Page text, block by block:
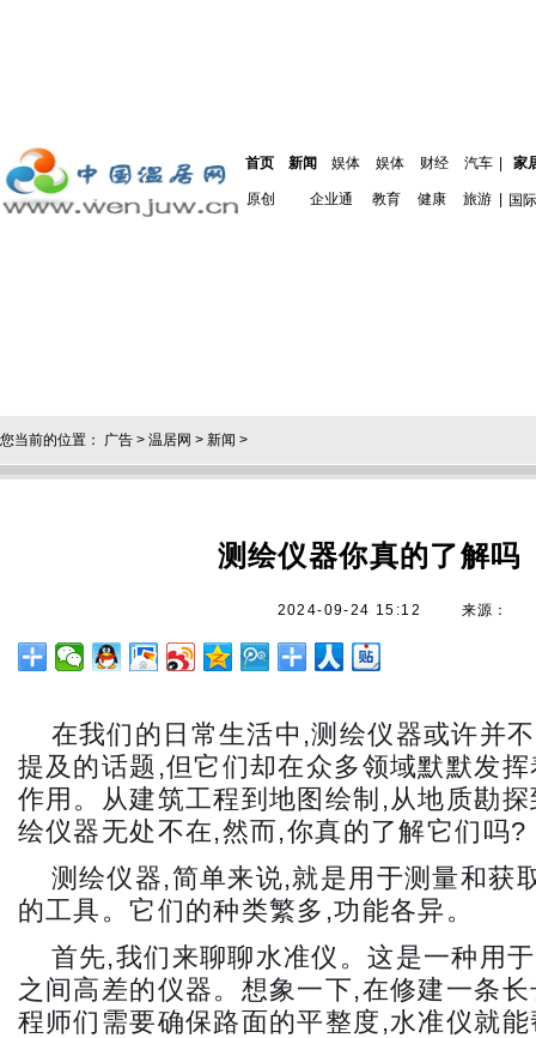
首页 新闻 娱体 娱体 财经 汽车 家
原创 企业通 教育 健康 旅游 国际
您当前的位置： 广告 > 温居网 > 新闻 >
测绘仪器你真的了解吗
2024-09-24 15:12 来源：
在我们的日常生活中,测绘仪器或许并
提及的话题,但它们却在众多领域默默发
作用。从建筑工程到地图绘制,从地质勘
绘仪器无处不在,然而,你真的了解它们吗?
测绘仪器,简单来说,就是用于测量和获
的工具。它们的种类繁多,功能各异。
首先,我们来聊聊水准仪。这是一种用
之间高差的仪器。想象一下,在修建一条
程师们需要确保路面的平整度,水准仪就